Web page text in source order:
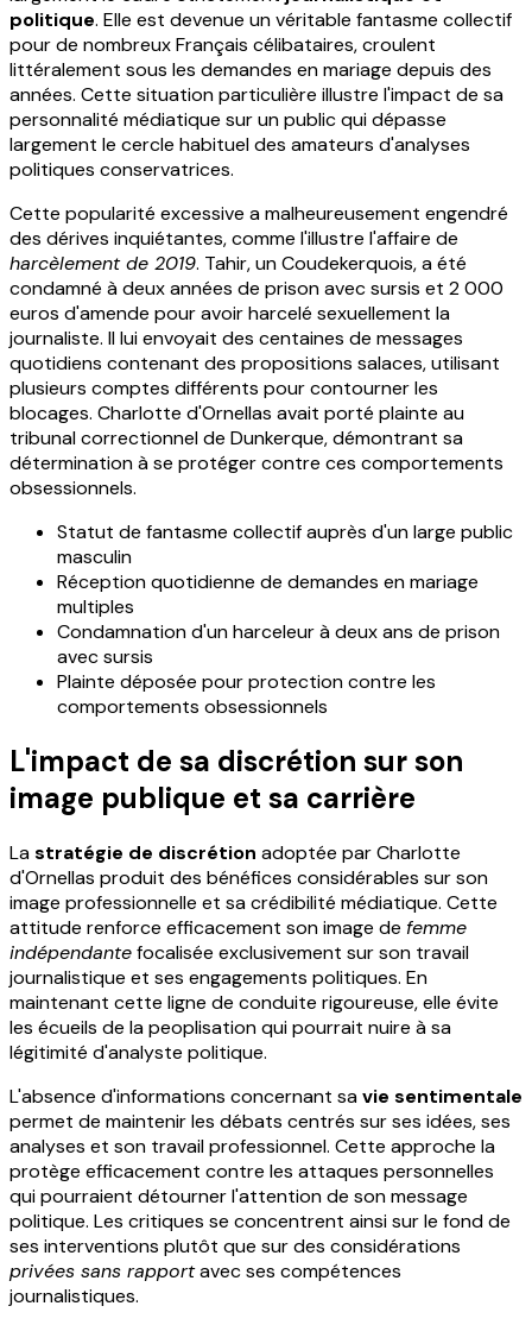
politique. Elle est devenue un véritable fantasme collectif
pour de nombreux Français célibataires, croulent
littéralement sous les demandes en mariage depuis des
années. Cette situation particulière illustre l'impact de sa
personnalité médiatique sur un public qui dépasse
largement le cercle habituel des amateurs d'analyses
politiques conservatrices.
Cette popularité excessive a malheureusement engendré
des dérives inquiétantes, comme l'illustre l'affaire de
harcèlement de 2019. Tahir, un Coudekerquois, a été
condamné à deux années de prison avec sursis et 2 000
euros d'amende pour avoir harcelé sexuellement la
journaliste. Il lui envoyait des centaines de messages
quotidiens contenant des propositions salaces, utilisant
plusieurs comptes différents pour contourner les
blocages. Charlotte d'Ornellas avait porté plainte au
tribunal correctionnel de Dunkerque, démontrant sa
détermination à se protéger contre ces comportements
obsessionnels.
Statut de fantasme collectif auprès d'un large public
masculin
Réception quotidienne de demandes en mariage
multiples
Condamnation d'un harceleur à deux ans de prison
avec sursis
Plainte déposée pour protection contre les
comportements obsessionnels
L'impact de sa discrétion sur son
image publique et sa carrière
Lastratégie de discrétion adoptée par Charlotte
d'Ornellas produit des bénéfices considérables sur son
image professionnelle et sa crédibilité médiatique. Cette
attitude renforce efficacement son image de femme
indépendantefocalisée exclusivement sur son travail
journalistique et ses engagements politiques. En
maintenant cette ligne de conduite rigoureuse, elle évite
les écueils de la peoplisation qui pourrait nuire à sa
légitimité d'analyste politique.
L'absence d'informations concernant savie sentimentale
permet de maintenir les débats centrés sur ses idées, ses
analyses et son travail professionnel. Cette approche la
protège efficacement contre les attaques personnelles
qui pourraient détourner l'attention de son message
politique. Les critiques se concentrent ainsi sur le fond de
ses interventions plutôt que sur des considérations
privées sans rapportavec ses compétences
journalistiques.